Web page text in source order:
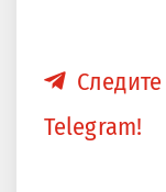
Telegram!